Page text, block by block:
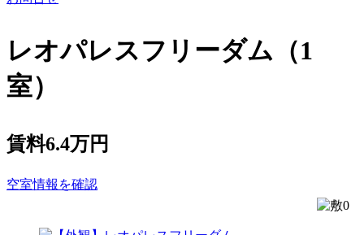
レオパレスフリーダム（1
室）
賃料6.4万円
空室情報を確認